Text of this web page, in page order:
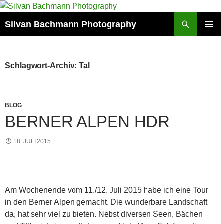
Zum
springen
Silvan Bachmann Photography
Schlagwort-Archiv: Tal
BLOG
BERNER ALPEN HDR
18. JULI 2015
Am Wochenende vom 11./12. Juli 2015 habe ich eine Tour
in den Berner Alpen gemacht. Die wunderbare Landschaft
da, hat sehr viel zu bieten. Nebst diversen Seen, Bächen